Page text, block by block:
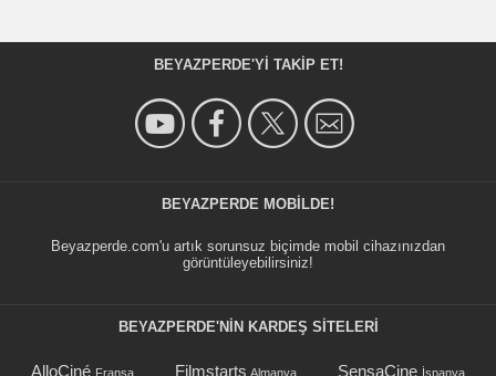
BEYAZPERDE'YI TAKIP ET!
BEYAZPERDE MOBILDE!
Beyazperde.com'u artık sorunsuz biçimde mobil cihazınızdan
görüntüleyebilirsiniz!
BEYAZPERDE'NIN KARDEŞ SİTELERİ
AlloCiné Fransa Filmstarts Almanya SensaCine İspanya